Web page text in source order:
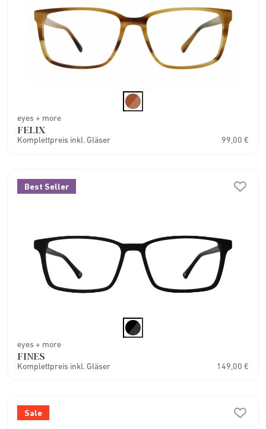
eyes + more
FELIX
Komplettpreis inkl. Gläser 99,00 €
Best Seller
eyes + more
FINES
Komplettpreis inkl. Gläser 149,00 €
Sale